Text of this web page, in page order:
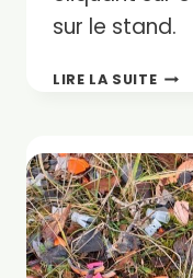
sur le stand.
LIRE LA SUITEFÊTE